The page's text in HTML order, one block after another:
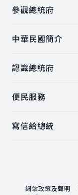
參觀總統府
中華民國簡介
認識總統府
便民服務
寫信給總統
網站政策及聲明